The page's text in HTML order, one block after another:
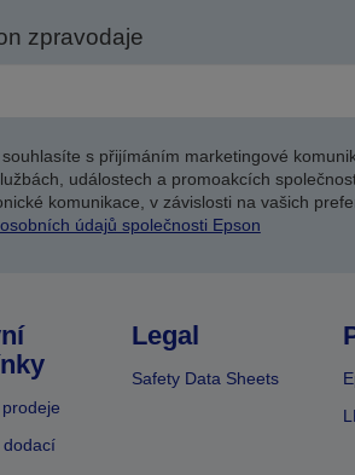
zpravodaje
s přijímáním marketingové
událostech a promoakcích
komunikace, v závislosti na vašich
údajů společnosti Epson
dodací
Legal
Safety Data Sheets